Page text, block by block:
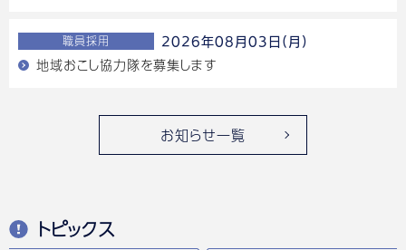
職員採用 2026年08月03日(月)
地域おこし協力隊を募集します
お知らせ一覧
トピックス